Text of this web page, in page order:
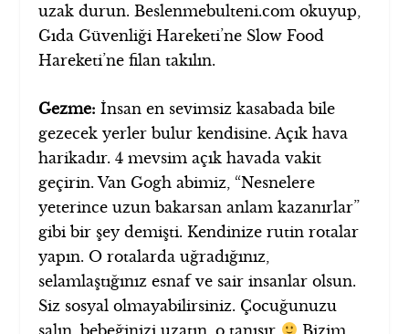
uzak durun. Beslenmebulteni.com okuyup,
Gıda Güvenliği Hareketi’ne Slow Food
Hareketi’ne filan takılın.
Gezme: İnsan en sevimsiz kasabada bile
gezecek yerler bulur kendisine. Açık hava
harikadır. 4 mevsim açık havada vakit
geçirin. Van Gogh abimiz, “Nesnelere
yeterince uzun bakarsan anlam kazanırlar”
gibi bir şey demişti. Kendinize rutin rotalar
yapın. O rotalarda uğradığınız,
selamlaştığınız esnaf ve sair insanlar olsun.
Siz sosyal olmayabilirsiniz. Çocuğunuzu
salın, bebeğinizi uzatın, o tanışır
Bizim